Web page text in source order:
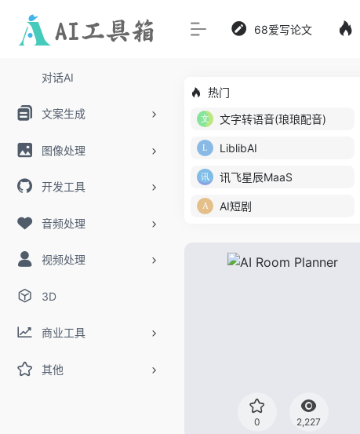
对话AI
文案生成
图像处理
开发工具
音频处理
视频处理
3D
商业工具
其他
68爱写论文
热门
文字转语音(琅琅配音)
LiblibAI
讯飞星辰MaaS
AI短剧
0 2,227